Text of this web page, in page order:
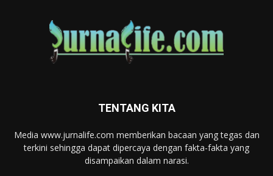
TENTANG KITA
Media www.jurnalife.com memberikan bacaan yang tegas dan
terkini sehingga dapat dipercaya dengan fakta-fakta yang
disampaikan dalam narasi.